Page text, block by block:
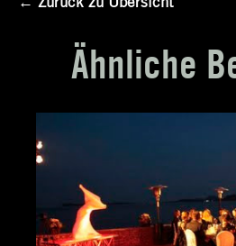
Ähnliche